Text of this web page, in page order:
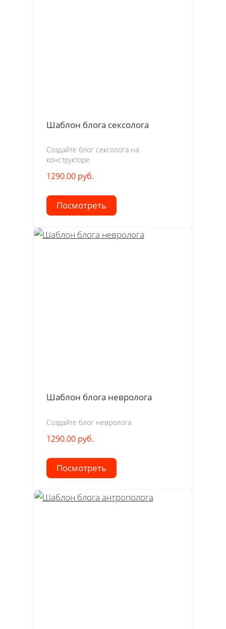
Шаблон блога сексолога
Создайте блог сексолога на
конструкторе
1290.00 руб.
Посмотреть
Шаблон блога невролога
Создайте блог невролога
1290.00 руб.
Посмотреть